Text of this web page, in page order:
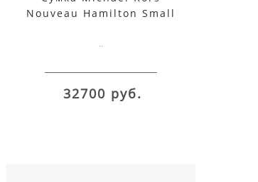
Nouveau Hamilton Small
..
32700 руб.